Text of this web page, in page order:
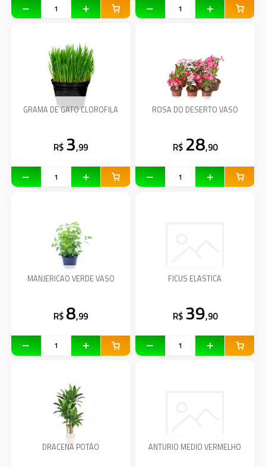
GRAMA DE GATO CLOROFILA
R$ 3,99
ROSA DO DESERTO VASO
R$ 28,90
MANJERICAO VERDE VASO
R$ 8,99
FICUS ELASTICA
R$ 39,90
DRACENA POTÃO ANTURIO MEDIO VERMELHO